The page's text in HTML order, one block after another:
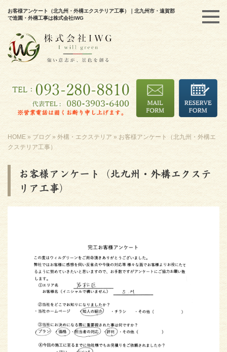
お客様アンケート（北九州・外構エクステリア工事）｜北九州市・遠賀郡
で造園・外構工事は株式会社IWG
HOME » ブログ » 外構・エクステリア » お客様アンケート（北九州・外構エ
クステリア工事）
お客様アンケート（北九州・外構エクステ
リア工事）